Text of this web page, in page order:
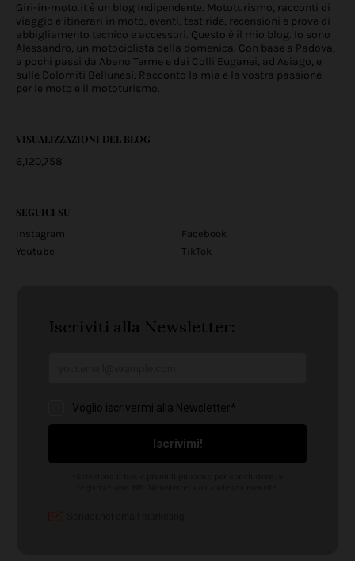
Giri-in-moto.it è un blog indipendente. Mototurismo, racconti di
viaggio e itinerari in moto, eventi, test ride, recensioni e prove di
abbigliamento tecnico e accessori. Questo è il mio blog. Io sono
Alessandro, un motociclista della domenica. Con base a Padova,
a pochi passi da Abano Terme e dai Colli Euganei, ad Asiago, e
sulle Dolomiti Bellunesi. Racconto la mia e la vostra passione
per le moto e il mototurismo.
VISUALIZZAZIONI DEL BLOG
6,120,758
SEGUICI SU
Instagram
Facebook
Youtube
TikTok